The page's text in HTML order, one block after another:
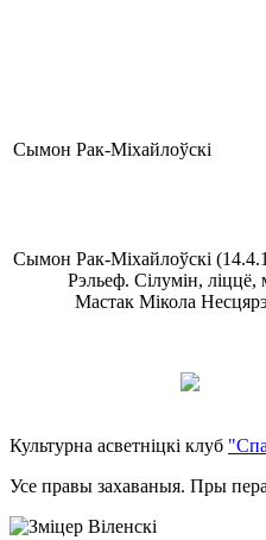
Сымон Рак-Міхайлоўскі
Сымон Рак-Міхайлоўскі
Рэльеф. Сілумін, ліццё,
Мастак Мікола
Культурна асветнiцкi клуб
Усе правы захаваныя. Пры